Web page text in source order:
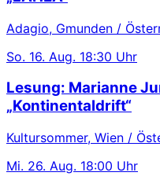
Adagio, Gmunden /
So. 16. Aug. 18:30 Uhr
Lesung: Marianne
„Kontinentaldrift“
Kultursommer, Wien /
Mi. 26. Aug. 18:00 Uhr